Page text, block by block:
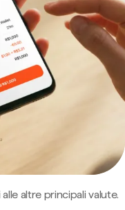
altre principali valute.